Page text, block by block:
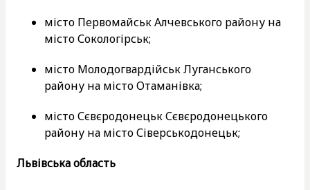
місто Первомайськ Алчевського району на
місто Сокологірськ;
місто Молодогвардійськ Луганського
району на місто Отаманівка;
місто Сєвєродонецьк Сєвєродонецького
району на місто Сіверськодонецьк;
Львівська область